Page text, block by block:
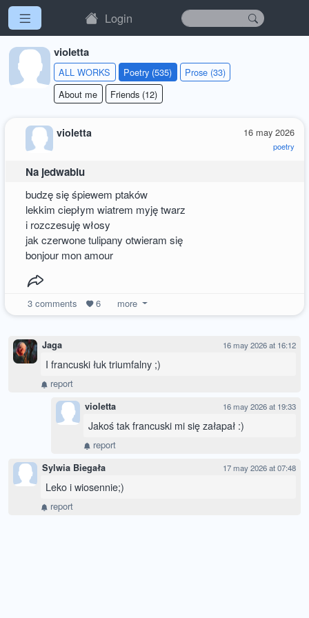
Login
violetta
ALL WORKS Poetry (535)
Prose (33)
About me
Friends (12)
16 may 2026
poetry
violetta
Na jedwabiu
budzę się śpiewem ptaków
lekkim ciepłym wiatrem myję twarz
i rozczesuję włosy
jak czerwone tulipany otwieram się
bonjour mon amour
3comments 6 more
Jaga 16 may 2026 at 16:12
I francuski łuk triumfalny ;)
report
violetta 16 may 2026 at 19:33
Jakoś tak francuski mi się załapał :)
report
Sylwia Biegała 17 may 2026 at 07:48
Leko i wiosennie;)
report